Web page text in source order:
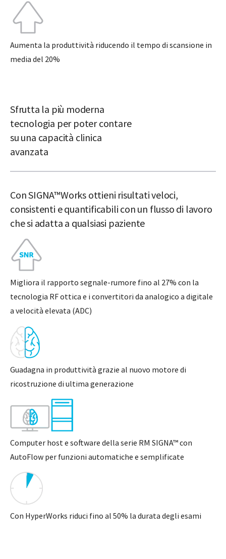
Aumenta la produttività riducendo il tempo di scansione in
media del 20%
Sfrutta la più moderna
tecnologia per poter contare
su una capacità clinica
avanzata
Con SIGNA™Works ottieni risultati veloci,
consistenti e quantificabili con un flusso di lavoro
che si adatta a qualsiasi paziente
Migliora il rapporto segnale-rumore fino al 27% con la
tecnologia RF ottica e i convertitori da analogico a digitale
a velocità elevata (ADC)
Guadagna in produttività grazie al nuovo motore di
ricostruzione di ultima generazione
Computer host e software della serie RM SIGNA™ con
AutoFlow per funzioni automatiche e semplificate
Con HyperWorks riduci fino al 50% la durata degli esami